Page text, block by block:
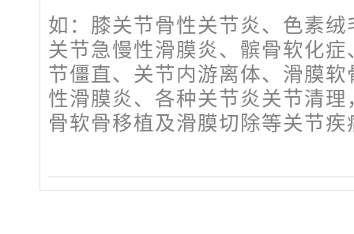
如：膝关节骨性关节炎、色素
关节急慢性滑膜炎、髌骨软化
节僵直、关节内游离体、滑膜
性滑膜炎、各种关节炎关节清
骨软骨移植及滑膜切除等关节疾